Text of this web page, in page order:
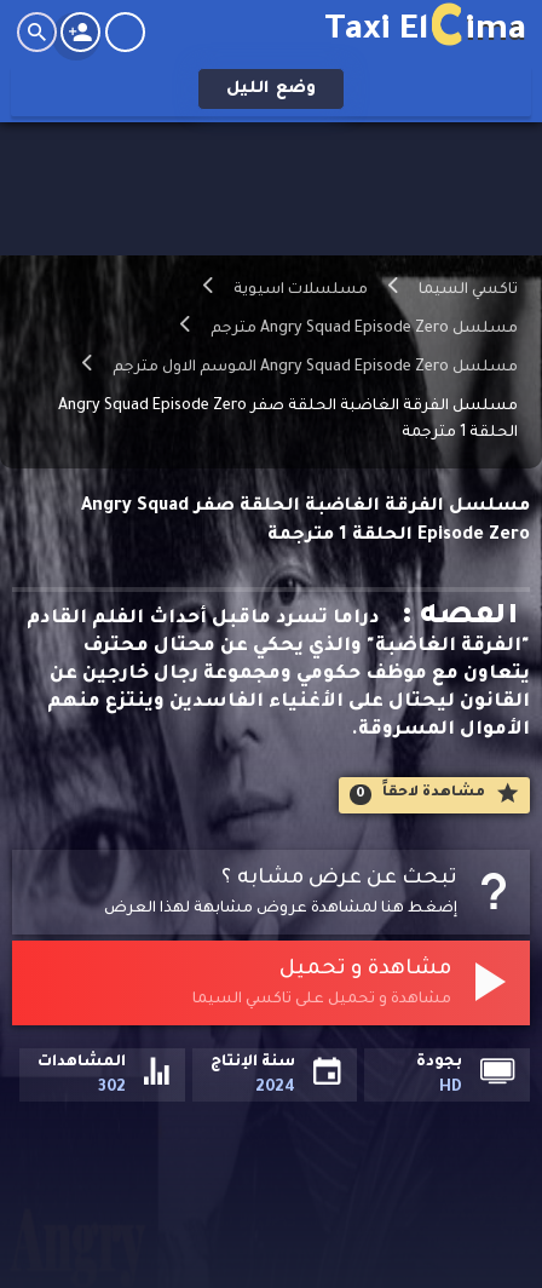
Taxi ElCima
وضع الليل
تاكسي السيما مسلسلات اسيوية
مسلسل Angry Squad Episode Zero مترجم
مسلسل Angry Squad Episode Zero الموسم الاول مترجم
مسلسل الفرقة الغاضبة الحلقة صفر Angry Squad Episode Zero
الحلقة 1 مترجمة
مسلسل الفرقة الغاضبة الحلقة صفر Angry Squad
Episode Zero الحلقة 1 مترجمة
القصه :
دراما تسرد ماقبل أحداث الفلم القادم
"الفرقة الغاضبة" والذي يحكي عن محتال محترف
يتعاون مع موظف حكومي ومجموعة رجال خارجين عن
القانون ليحتال على الأغنياء الفاسدين وينتزع منهم
الأموال المسروقة.
مشاهدة لاحقاََ 0
تبحث عن عرض مشابه ؟
إضغط هنا لمشاهدة عروض مشابهة لهذا العرض
مشاهدة و تحميل
مشاهدة و تحميل على تاكسي السيما
بجودة
HD
سنة الإنتاج
2024
المشاهدات
302